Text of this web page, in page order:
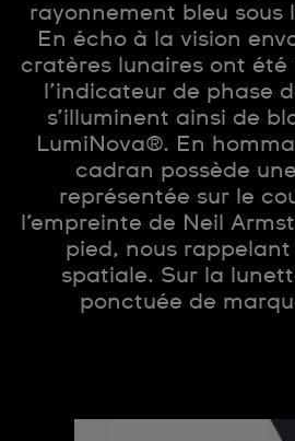
rayonnement bleu sous
En écho à la vision
cratères lunaires ont été
l’indicateur de phase
s’illuminent ainsi de
LumiNova®. En
cadran possède
représentée sur le
l’empreinte de Neil
pied, nous
spatiale. Sur la
ponctuée de